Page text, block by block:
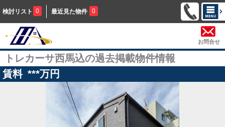
検討リスト 0 最近見た物件 0
お問合せ
トレカーサ西馬込の過去掲載物件情報
賃料 ***万円